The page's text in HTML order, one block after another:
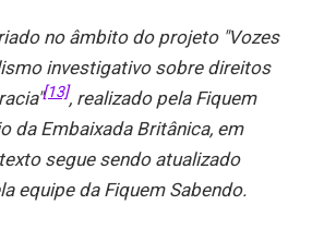
no âmbito do projeto "Vozes
investigativo sobre direitos
[13], realizado pela Fiquem
da Embaixada Britânica, em
segue sendo atualizado
equipe da Fiquem Sabendo.